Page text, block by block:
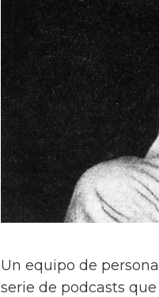
Un equipo de
serie de podcasts